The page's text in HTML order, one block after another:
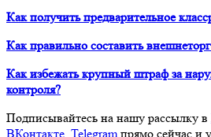
Как получить предварительное
Как правильно составить
Как избежать крупный штраф за
контроля?
Подписывайтесь на нашу рассылку в
ВКонтакте Telegram прямо сейчас и